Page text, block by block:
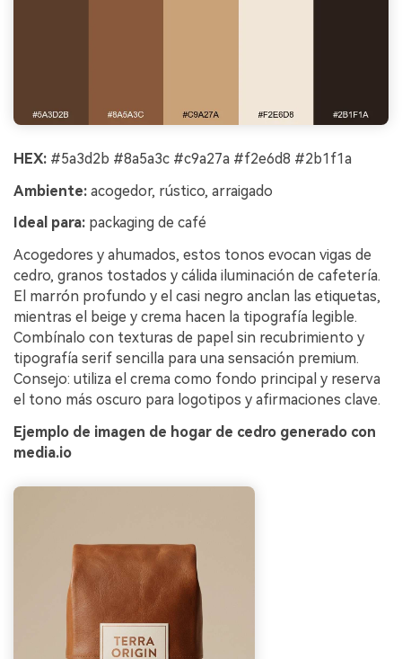
HEX: #5a3d2b #8a5a3c #c9a27a #f2e6d8 #2b1f1a
Ambiente: acogedor, rústico, arraigado
Ideal para: packaging de café
Acogedores y ahumados, estos tonos evocan vigas de
cedro, granos tostados y cálida iluminación de cafetería.
El marrón profundo y el casi negro anclan las etiquetas,
mientras el beige y crema hacen la tipografía legible.
Combínalo con texturas de papel sin recubrimiento y
tipografía serif sencilla para una sensación premium.
Consejo: utiliza el crema como fondo principal y reserva
el tono más oscuro para logotipos y afirmaciones clave.
Ejemplo de imagen de hogar de cedro generado con
media.io